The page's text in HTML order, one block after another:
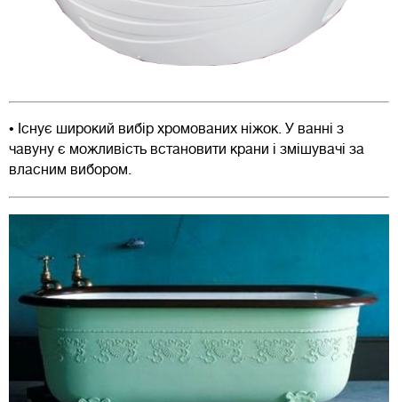
• Існує широкий вибір хромованих ніжок. У ванні з
чавуну є можливість встановити крани і змішувачі за
власним вибором.